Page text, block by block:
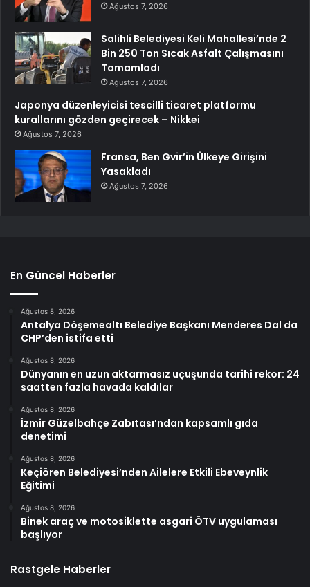
Ağustos 7, 2026
Salihli Belediyesi Keli Mahallesi’nde 2
Bin 250 Ton Sıcak Asfalt Çalışmasını
Tamamladı
Ağustos 7, 2026
Japonya düzenleyicisi tescilli ticaret platformu
kurallarını gözden geçirecek – Nikkei
Ağustos 7, 2026
Fransa, Ben Gvir’in Ülkeye Girişini
Yasakladı
Ağustos 7, 2026
En Güncel Haberler
Ağustos 8, 2026
Antalya Döşemealtı Belediye Başkanı Menderes Dal da
CHP’den istifa etti
Ağustos 8, 2026
Dünyanın en uzun aktarmasız uçuşunda tarihi rekor: 24
saatten fazla havada kaldılar
Ağustos 8, 2026
İzmir Güzelbahçe Zabıtası’ndan kapsamlı gıda
denetimi
Ağustos 8, 2026
Keçiören Belediyesi’nden Ailelere Etkili Ebeveynlik
Eğitimi
Ağustos 8, 2026
Binek araç ve motosiklette asgari ÖTV uygulaması
başlıyor
Rastgele Haberler